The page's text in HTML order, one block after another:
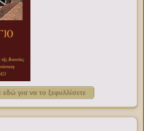
εδώ για να το ξεφυλλίσετε